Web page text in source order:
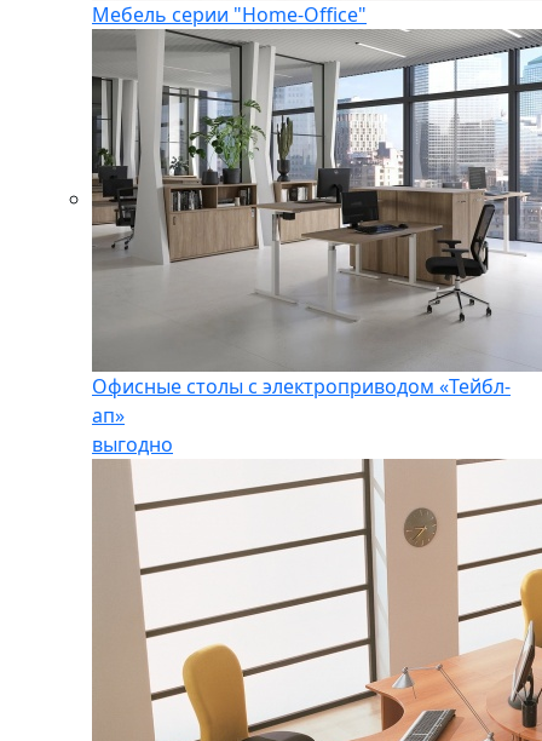
Мебель серии "Home-Office"
Офисные столы с электроприводом «Тейбл-
ап»
выгодно